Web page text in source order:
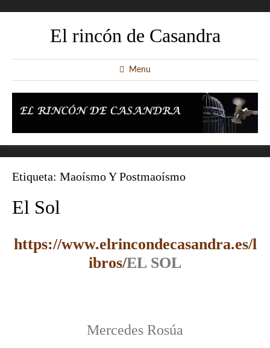
El rincón de Casandra
Menu
Etiqueta: Maoísmo Y Postmaoísmo
El Sol
https://www.elrincondecasandra.es/l
ibros/EL SOL
Mercedes Rosúa